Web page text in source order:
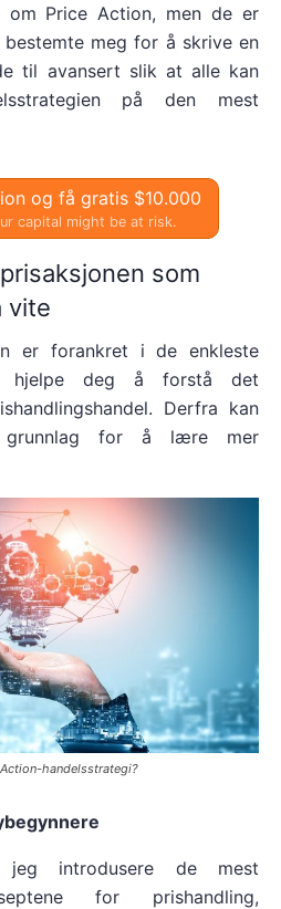
om Price Action, men de er
meg for å skrive en
til avansert slik at alle kan
på den mest
og få gratis $10.000
capital might be at risk.
som
vite
er forankret i de enkleste
hjelpe deg å forstå det
Derfra kan
for å lære mer
handelsstrategi?
introdusere de mest
for prishandling,